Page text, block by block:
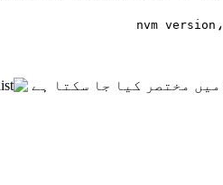
nvm version ،
میں مختصر کیا جا سکتا ہے